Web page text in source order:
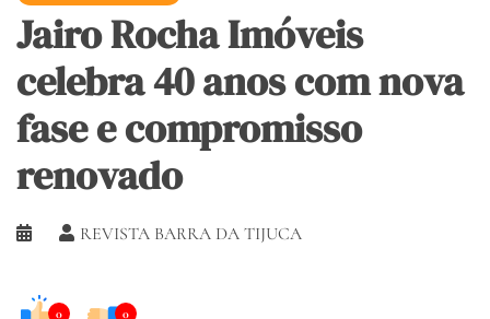
Jairo Rocha Imóveis
celebra 40 anos com nova
fase e compromisso
renovado
REVISTA BARRA DA TIJUCA
0 0